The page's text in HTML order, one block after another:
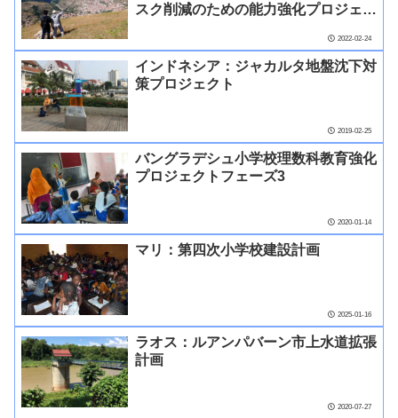
スク削減のための能力強化プロジェク
2022-02-24
インドネシア：ジャカルタ地盤沈下対
策プロジェクト
2019-02-25
バングラデシュ小学校理数科教育強化
プロジェクトフェーズ3
2020-01-14
マリ：第四次小学校建設計画
2025-01-16
ラオス：ルアンパバーン市上水道拡張
計画
2020-07-27